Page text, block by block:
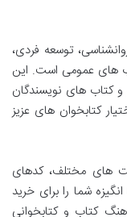
توسعه فردی،
های عمومی است. این
و کتاب های نویسندگان
کتابخوان های عزیز
های مختلف، کدهای
شما را برای خرید
کتاب و کتابخوانی